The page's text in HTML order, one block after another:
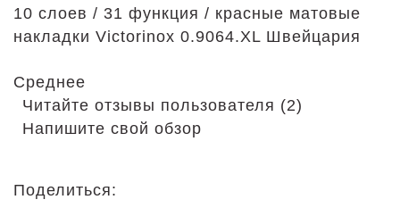
10 слоев / 31 функция / красные матовые
накладки Victorinox 0.9064.XL Швейцария
Среднее
Читайте отзывы пользователя (2)
Напишите свой обзор
Поделиться: